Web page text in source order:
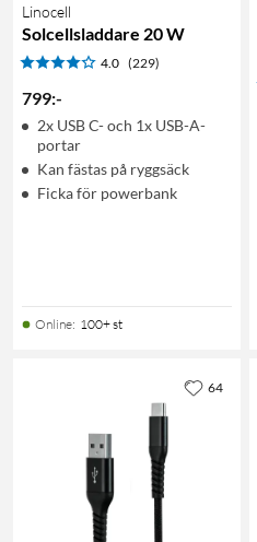
Linocell
Solcellsladdare 20 W
4.0 (229)
799:-
2x USB C- och 1x USB-A-
portar
Kan fästas på ryggsäck
Ficka för powerbank
Online: 100+ st
64